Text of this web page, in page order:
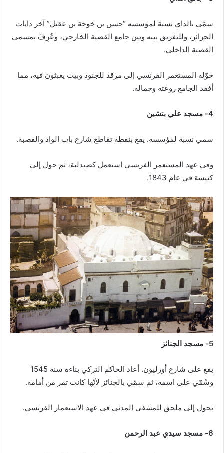
سمّي بالداي نسبة لمؤسسه “حسن بن خوجة بن عقيل” آخر دايات
الجزائر، وللتفريق بينه وبين جامع القصبة الخارجي، وعُرِفَ بمسمى
القصبة الداخلي.
حوّله المستعمر الفرنسي إلى مرقد للجنود وبيت يعبثون فيه، مما
أفقد الجامع روعته وجماله.
4- مسجد علي بتشين
سمي نسبة لمؤسسه. يقع بنقطة تقاطع شارع باب الواد والقصبة.
وفي عهد المستعمر الفرنسي استعمل كصيدلية، ثم حول إلى
كنيسة في عام 1843.
5- مسجد الجنائز
يقع على شارع أورليون. أعاد الحاكم التركي بناءه سنة 1545
وسُمّي على اسمه، ثم سمّي بالجنائز لأنّها كانت تمر من أمامه.
تحول إلى ملحق للمشفى المدني في عهد الاستعمار الفرنسي.
6- مسجد سيدي عبد الرحمن